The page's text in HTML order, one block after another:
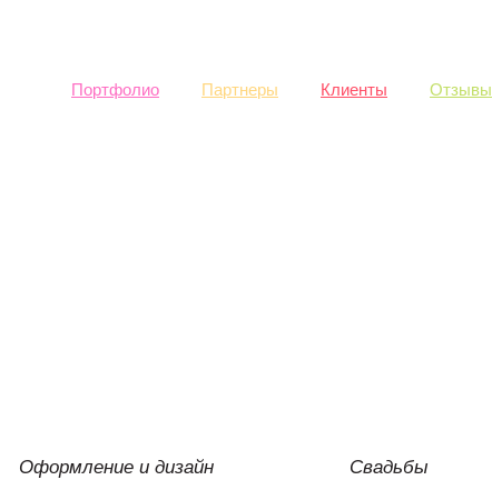
Портфолио Партнеры Клиенты Отзывы
Оформление и дизайн Свадьбы